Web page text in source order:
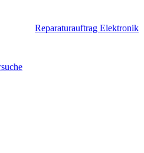
Reparaturauftrag Elektronik